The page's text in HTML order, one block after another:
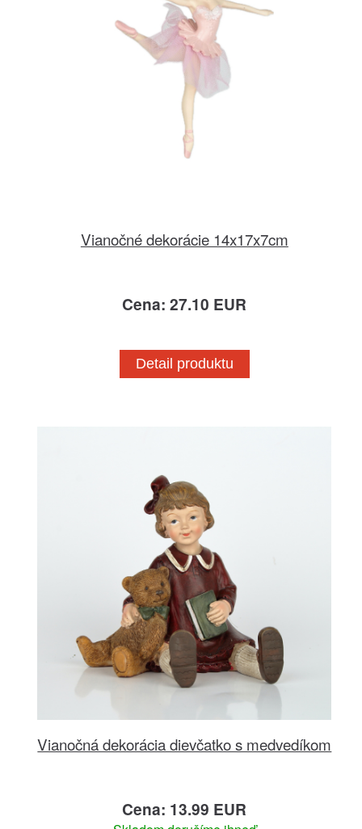
Vianočné dekorácie 14x17x7cm
Cena: 27.10 EUR
Detail produktu
Vianočná dekorácia dievčatko s medvedíkom
Cena: 13.99 EUR